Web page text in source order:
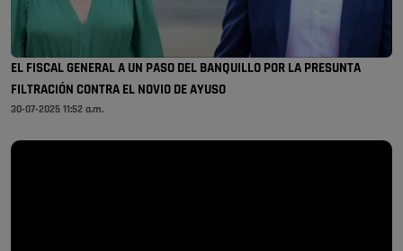
EL FISCAL GENERAL A UN PASO DEL BANQUILLO POR LA PRESUNTA
FILTRACIÓN CONTRA EL NOVIO DE AYUSO
30-07-2025 11:52 a.m.